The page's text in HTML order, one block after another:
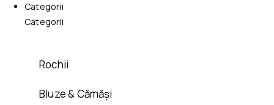
Categorii
Categorii
Rochii
Bluze & Cămăși